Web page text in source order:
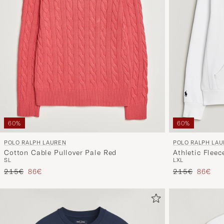
60%
POLO RALPH LAUREN
Cotton Cable Pullover Pale Red
SL
Reguliere prijs
215€ Verlaagd prijs
86€
60%
POLO RALPH
Athletic
LXL
Reguliere prijs
215€ 86€